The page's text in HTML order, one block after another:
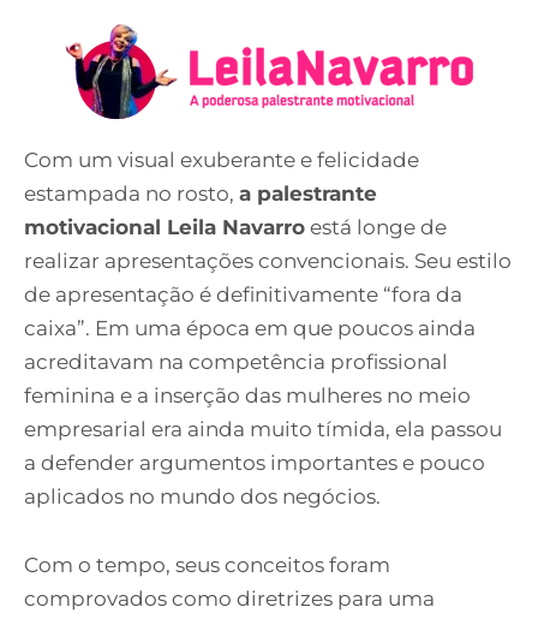
Com um visual exuberante e felicidade
estampada no rosto, a palestrante
motivacional Leila Navarro está longe de
realizar apresentações convencionais. Seu estilo
de apresentação é definitivamente “fora da
caixa”. Em uma época em que poucos ainda
acreditavam na competência profissional
feminina e a inserção das mulheres no meio
empresarial era ainda muito tímida, ela passou
a defender argumentos importantes e pouco
aplicados no mundo dos negócios.
Com o tempo, seus conceitos foram
comprovados como diretrizes para uma